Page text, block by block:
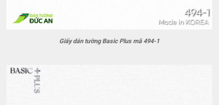
Giấy dán tường Basic Plus mã 494-1